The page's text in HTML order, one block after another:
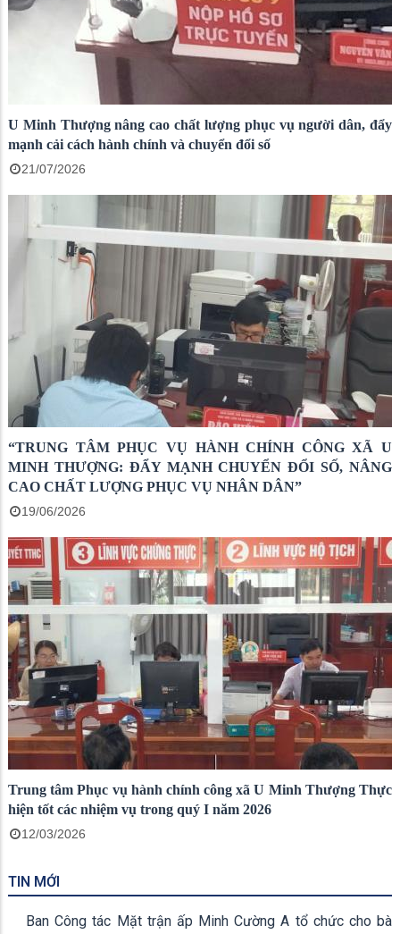
U Minh Thượng nâng cao chất lượng phục vụ người dân, đẩy
mạnh cải cách hành chính và chuyển đổi số
21/07/2026
“TRUNG TÂM PHỤC VỤ HÀNH CHÍNH CÔNG XÃ U
MINH THƯỢNG: ĐẨY MẠNH CHUYỂN ĐỔI SỐ, NÂNG
CAO CHẤT LƯỢNG PHỤC VỤ NHÂN DÂN”
19/06/2026
Trung tâm Phục vụ hành chính công xã U Minh Thượng Thực
hiện tốt các nhiệm vụ trong quý I năm 2026
12/03/2026
TIN MỚI
Ban Công tác Mặt trận ấp Minh Cường A tổ chức cho bà